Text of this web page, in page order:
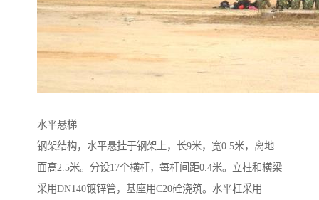
水平悬梯
钢架结构，水平悬挂于钢架上，长9米，宽0.5米，离地
面高2.5米。分设17个横杆，每杆间距0.4米。立柱和横梁
采用DN140镀锌管，基座用C20砼浇筑。水平杠采用